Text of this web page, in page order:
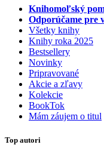
Knihomoľský
Odporúčame pre
Všetky knihy
Knihy roka 2025
Bestsellery
Novinky
Pripravované
Akcie a zľavy
Kolekcie
BookTok
Mám záujem o titul
Top autori